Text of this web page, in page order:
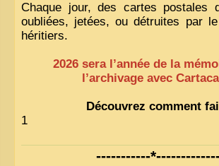
Chaque jour, des cartes postales
oubliées, jetées, ou détruites par
héritiers.
2026 sera l’année de la
l’archivage avec
Découvrez comment
1
-----------